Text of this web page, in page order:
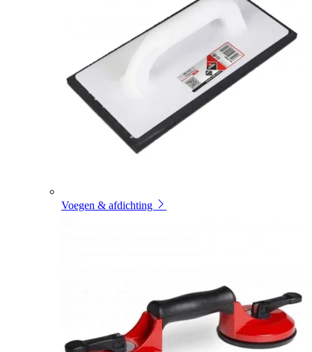
Voegen & afdichting